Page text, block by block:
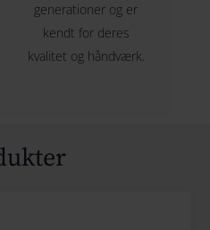
generationer og er
kendt for deres
kvalitet og håndværk.